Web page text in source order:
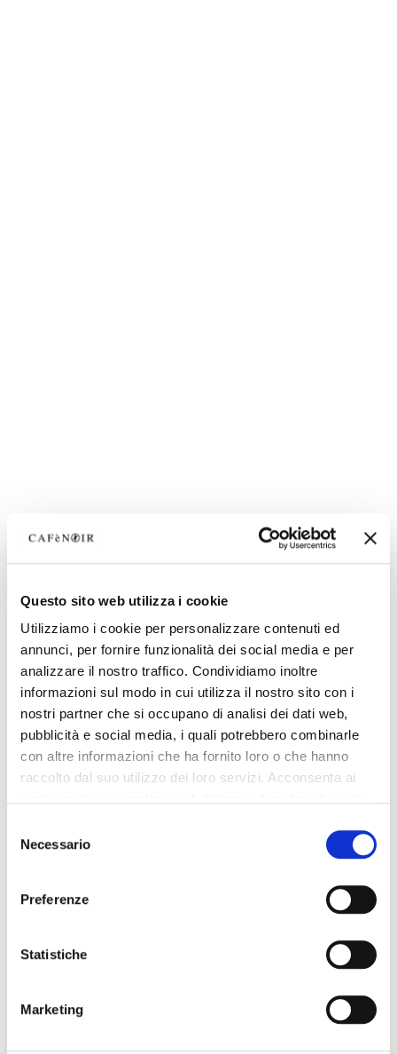
Questo sito web utilizza i cookie
Utilizziamo i cookie per personalizzare contenuti ed
annunci, per fornire funzionalità dei social media e per
analizzare il nostro traffico. Condividiamo inoltre
informazioni sul modo in cui utilizza il nostro sito con i
nostri partner che si occupano di analisi dei dati web,
pubblicità e social media, i quali potrebbero combinarle
con altre informazioni che ha fornito loro o che hanno
raccolto dal suo utilizzo dei loro servizi. Acconsenta ai
delNecessario
Preferenze
Statistiche
Marketing